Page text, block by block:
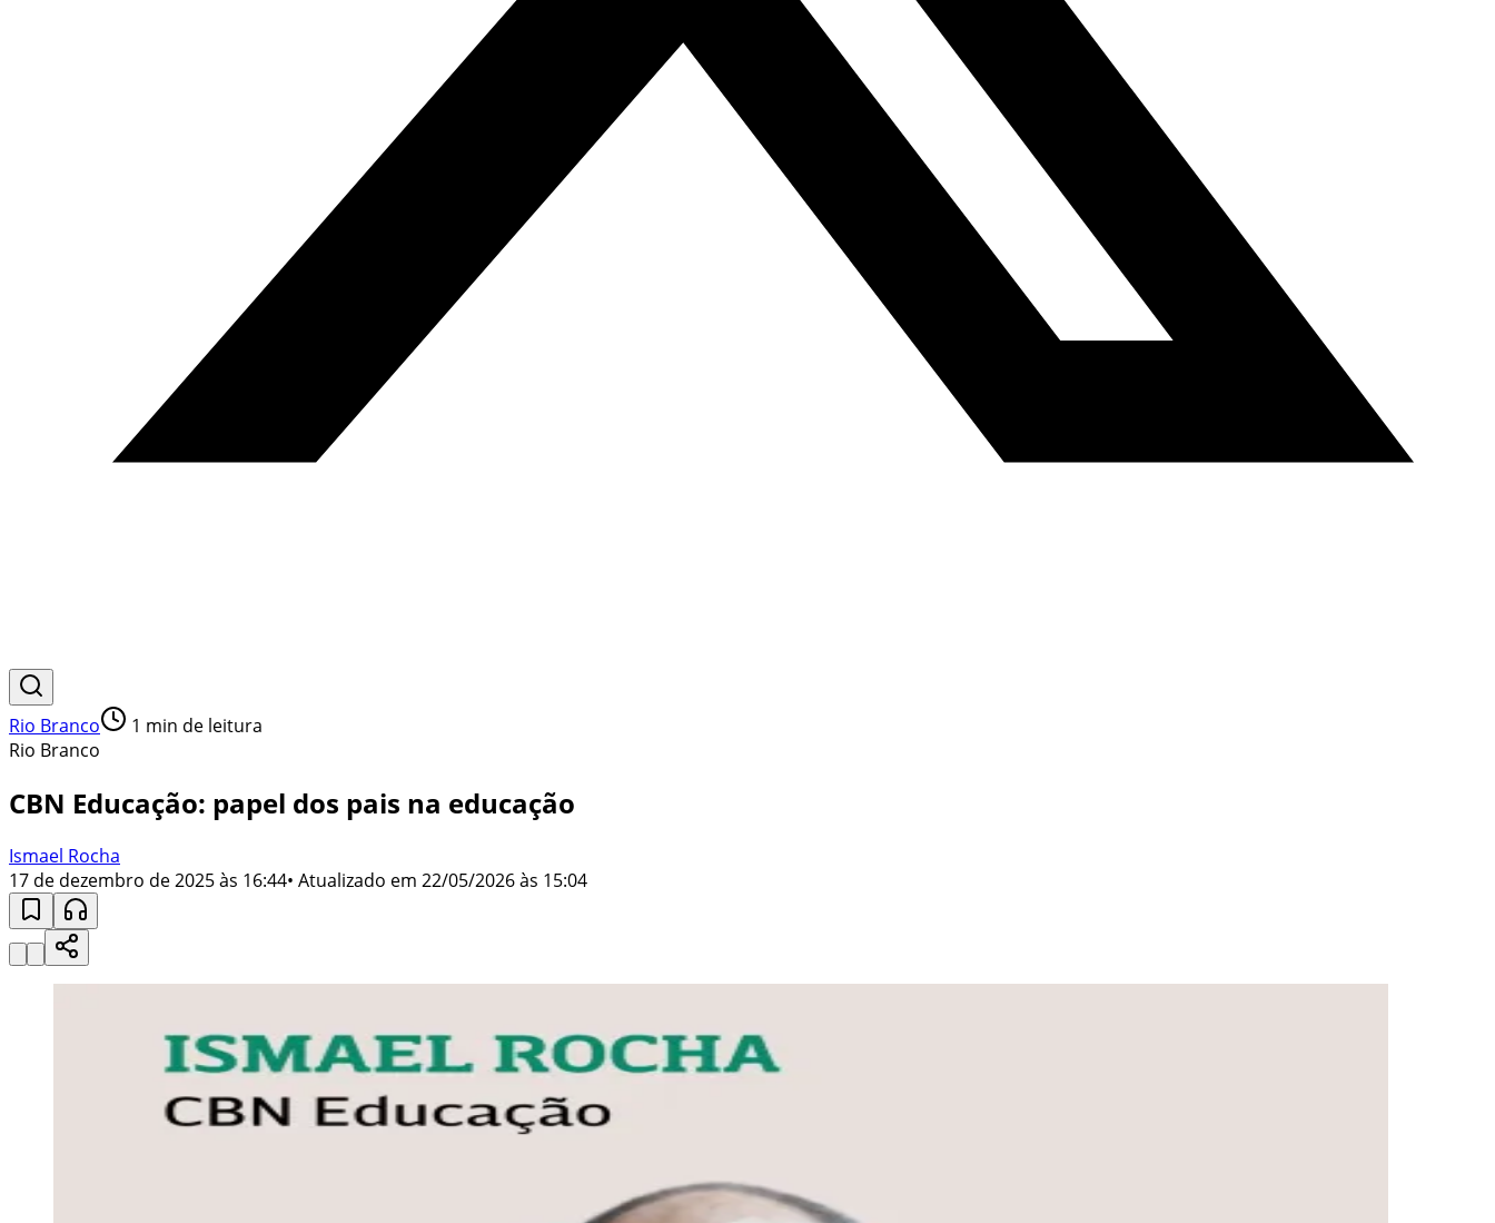
Rio Branco 1 min de leitura
Rio Branco
CBN Educação: papel dos pais na educação
Ismael Rocha
17 de dezembro de 2025 às 16:44• Atualizado em 22/05/2026 às 15:04